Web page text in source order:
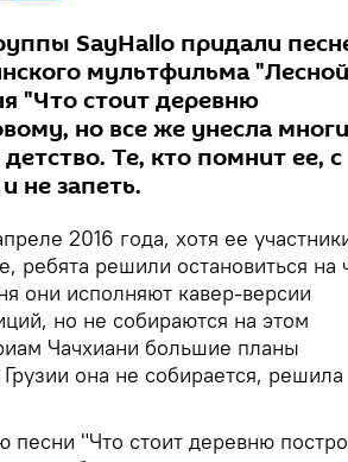
SayHallo придали
мультфильма "Лесной
"Что стоит деревню
но все же унесла
Те, кто помнит ее, с
не запеть.
2016 года, хотя ее
ребята решили остановиться на
они исполняют кавер-версии
но не собираются на этом
Чачхиани большие планы
она не собирается, решила
"Что стоит деревню